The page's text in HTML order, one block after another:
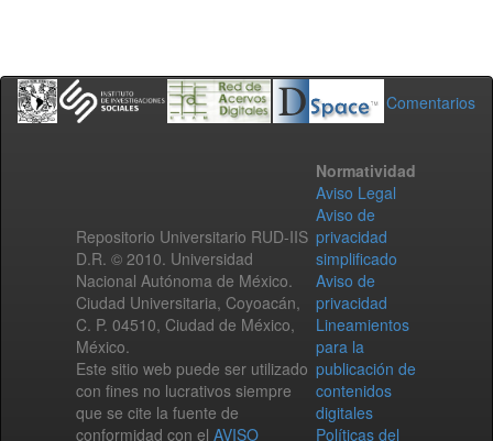
Comentarios
Repositorio Universitario RUD-IIS
D.R. © 2010. Universidad
Nacional Autónoma de México.
Ciudad Universitaria, Coyoacán,
C. P. 04510, Ciudad de México,
México.
Este sitio web puede ser utilizado
con fines no lucrativos siempre
que se cite la fuente de
conformidad con el AVISO
Normatividad
Aviso Legal
Aviso de
privacidad
simplificado
Aviso de
privacidad
Lineamientos
para la
publicación de
contenidos
digitales
Políticas del